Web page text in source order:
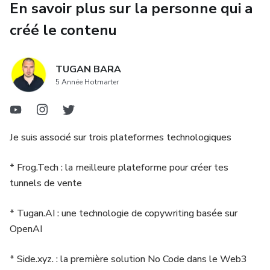
Les gagnants prennent TOUT.
Certains appellent cela la loi de Pareto.
D’autres, comme le milliardaire Peter Thiel, l’appellent la «
Power Law ».
Marketing Surpuissant
Expertise Exceptionnelle
Ce produit est vendu par Hotmart. La plateforme
vendus, ni d'évaluation de la technicité et de l'expérience
🚀 Assembler son funnel (très) rapidement avec
Clickfunnels
🚀 Créer son funnel de A à Z avec Clickfunnels
🚀 Propagande rémunérée : devenez un mercenaire du web
2021, 2022, 2023…
🚀 7 Pages incontournables pour n'importe quel business
[+540%]
En savoir plus sur la personne qui a
créé le contenu
TUGAN BARA
5 Année Hotmarter
Je suis associé sur trois plateformes technologiques
* Frog.Tech : la meilleure plateforme pour créer tes
tunnels de vente
* Tugan.AI : une technologie de copywriting basée sur
OpenAI
* Side.xyz. : la première solution No Code dans le Web3